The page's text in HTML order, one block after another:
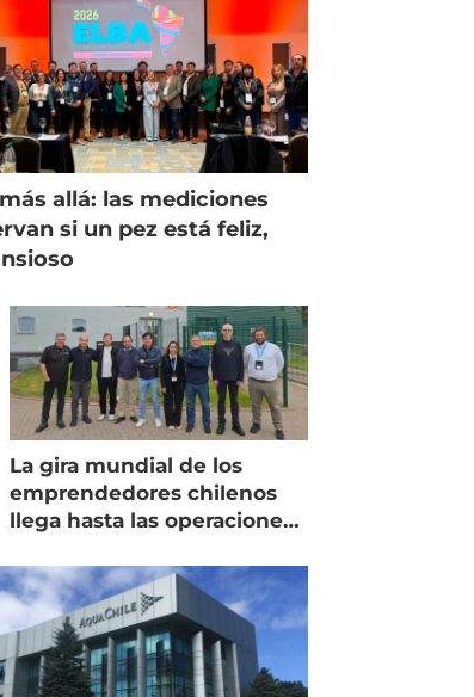
allá: las mediciones
si un pez está feliz,
La gira mundial de los
emprendedores chilenos
llega hasta las operaciones